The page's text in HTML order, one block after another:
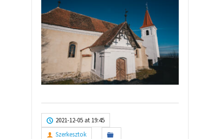
2021-12-05 at 19:45
Szerkesztok